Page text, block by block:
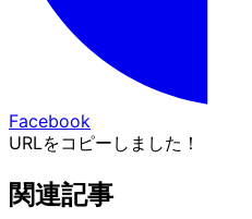
Facebook
URLをコピーしました！
関連記事